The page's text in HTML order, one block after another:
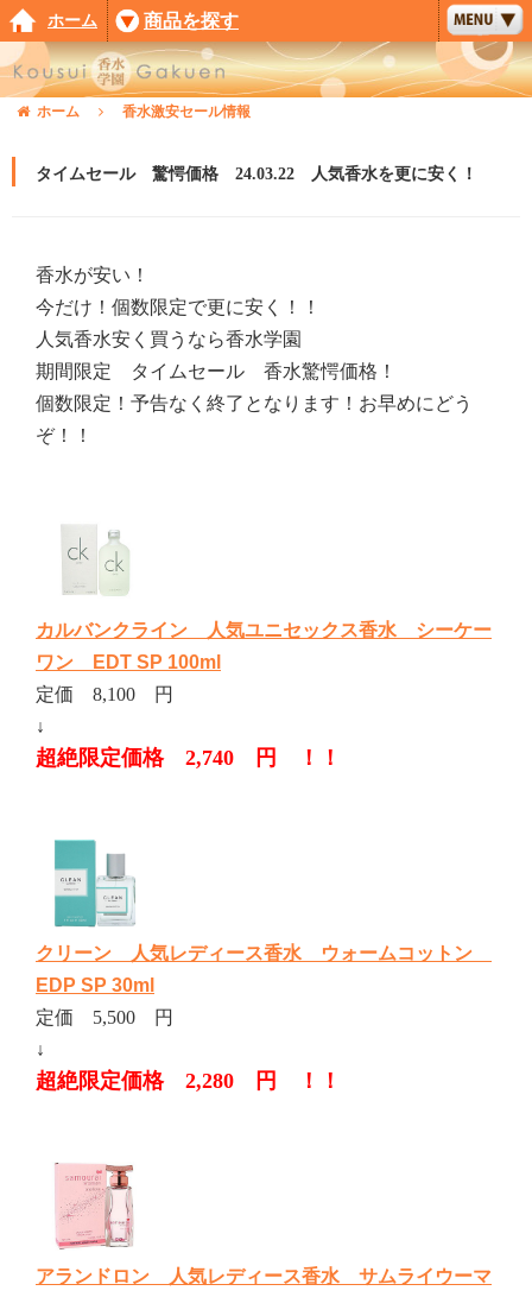
ホーム 商品を探す
ホーム 香水激安セール情報
タイムセール 驚愕価格 24.03.22 人気香水を更に安く！
香水が安い！
今だけ！個数限定で更に安く！！
人気香水安く買うなら香水学園
期間限定 タイムセール 香水驚愕価格！
個数限定！予告なく終了となります！お早めにどう
ぞ！！
カルバンクライン 人気ユニセックス香水 シーケー
ワン EDT SP 100ml
定価 8,100 円
↓
超絶限定価格 2,740 円 ！！
クリーン 人気レディース香水 ウォームコットン
EDP SP 30ml
定価 5,500 円
↓
超絶限定価格 2,280 円 ！！
アランドロン 人気レディース香水 サムライウーマ